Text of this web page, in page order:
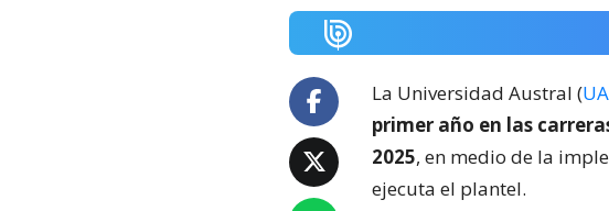
La Universidad Austral (
primer año en las
2025, en medio de la
ejecuta el plantel.